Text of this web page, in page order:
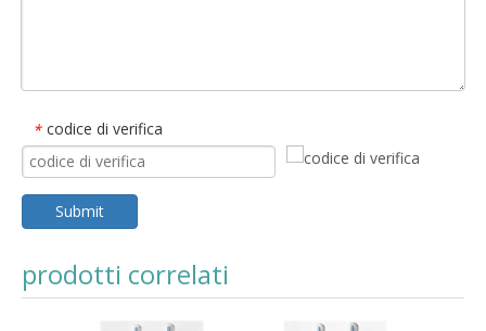
* codice di verifica
Submit
prodotti correlati